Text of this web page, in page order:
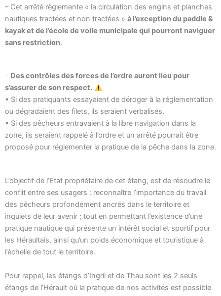
– Cet arrêté règlemente « la circulation des engins et planches
nautiques tractées et non tractées » à l’exception du paddle &
kayak et de l’école de voile municipale qui pourront naviguer
sans restriction.
– Des contrôles des forces de l’ordre auront lieu pour
s’assurer de son respect.
• Si des pratiquants essayaient de déroger à la réglementation
ou dégradaient des filets, ils seraient verbalisés.
• Si des pêcheurs entravaient à la libre navigation dans la
zone, ils seraient rappelé à l’ordre et un arrêté pourrait être
proposé pour réglementer la pratique de la pêche dans la zone.
L’objectif de l’Etat propriétaire de cet étang, est de résoudre le
conflit entre ses usagers : reconnaître l’importance du travail
des pêcheurs profondément ancrés dans le territoire et
inquiets de leur avenir ; tout en permettant l’existence d’une
pratique nautique qui présente un intérêt social et sportif pour
les Héraultais, ainsi qu’un poids économique et touristique à
l’échelle de tout le territoire.
Pour rappel, les étangs d’Ingril et de Thau sont les 2 seuls
étangs de l’Hérault où la pratique de nos activités est possible